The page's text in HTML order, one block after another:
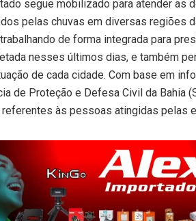
segue mobilizado para atender as
pelas chuvas em diversas regiões
de forma integrada para
nesses últimos dias, e também
de cada cidade. Com base em
de Proteção e Defesa Civil da Bahia
referentes às pessoas atingidas pelas